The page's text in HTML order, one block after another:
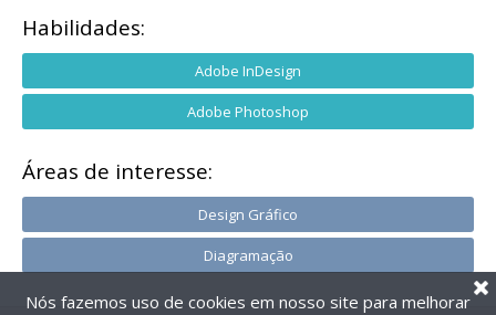
Habilidades:
Adobe InDesign
Adobe Photoshop
Áreas de interesse:
Design Gráfico
Diagramação
Nós fazemos uso de cookies em nosso site para melhorar